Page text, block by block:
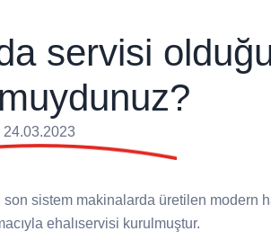
servisi
24.03.2023
sistem makinalarda üretilen modern
ehalıservisi kurulmuştur.